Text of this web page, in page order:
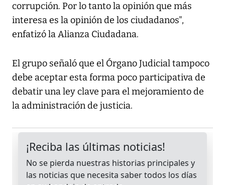
corrupción. Por lo tanto la opinión que más
interesa es la opinión de los ciudadanos",
enfatizó la Alianza Ciudadana.
El grupo señaló que el Órgano Judicial tampoco
debe aceptar esta forma poco participativa de
debatir una ley clave para el mejoramiento de
la administración de justicia.